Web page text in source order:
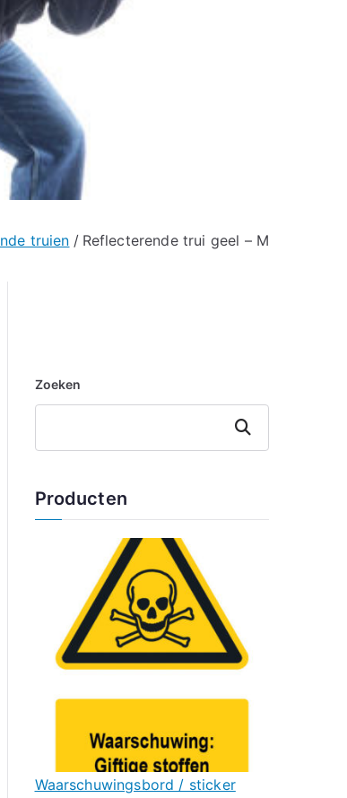
truien Reflecterende trui geel – M
Zoeken
Zoeken
Producten
Waarschuwingsbord / sticker